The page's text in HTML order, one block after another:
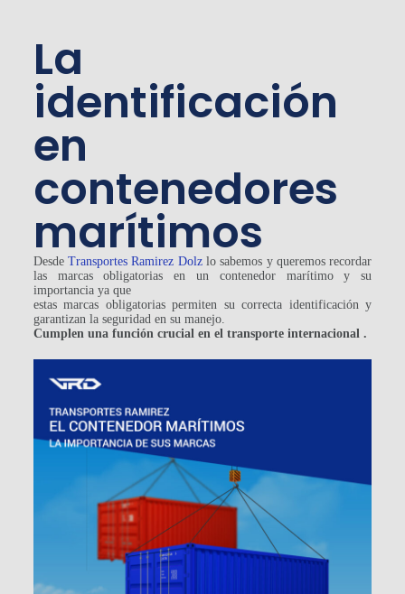
La
identificación
en
contenedores
marítimos
DesdeTransportes Ramirez Dolzlo sabemos y queremos recordar
las marcas obligatorias en un contenedor marítimo y su
importancia ya que
estas marcas obligatorias permiten su correcta identificación y
garantizan la seguridad en su manejo.
Cumplen una función crucial en el transporte internacional .